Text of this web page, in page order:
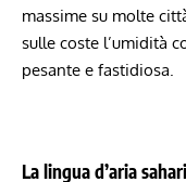
massime su molte
sulle coste l’umidità
pesante e fastidiosa.
La lingua d’aria